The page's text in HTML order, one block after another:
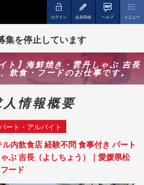
ログイン 会員登録 ヘルプ メニュー
集を停止しています
ト】海鮮焼き・雲丹しゃぶ 吉長
、飲食・フードのお仕事です。
人情報概要
ート・アルバイト
内飲食店 経験不問 食事付き パート
ぶ 吉長（よしちょう）｜愛媛県松
ード